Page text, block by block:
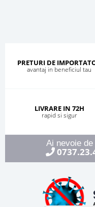
PRETURI DE
avantaj in beneficiul tau
LIVRARE IN 72H
rapid si sigur
Ai nevoie